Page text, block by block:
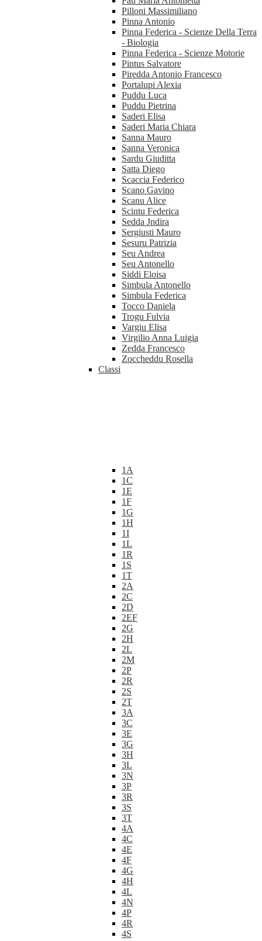
Pilloni Massimiliano
Pinna Antonio
Pinna Federica - Scienze Della Terra
- Biologia
Pinna Federica - Scienze Motorie
Pintus Salvatore
Piredda Antonio Francesco
Portalupi Alexia
Puddu Luca
Puddu Pietrina
Saderi Elisa
Saderi Maria Chiara
Sanna Mauro
Sanna Veronica
Sardu Giuditta
Satta Diego
Scaccia Federico
Scano Gavino
Scanu Alice
Scintu Federica
Sedda Jndira
Sergiusti Mauro
Sesuru Patrizia
Seu Andrea
Seu Antonello
Siddi Eloisa
Simbula Antonello
Simbula Federica
Tocco Daniela
Trogu Fulvia
Vargiu Elisa
Virgilio Anna Luigia
Zedda Francesco
Zoccheddu Rosella
Classi
1A
1C
1E
1F
1G
1H
1I
1L
1R
1S
1T
2A
2C
2D
2EF
2G
2H
2L
2M
2P
2R
2S
2T
3A
3C
3E
3G
3H
3L
3N
3P
3R
3S
3T
4A
4C
4E
4F
4G
4H
4L
4N
4P
4R
4S